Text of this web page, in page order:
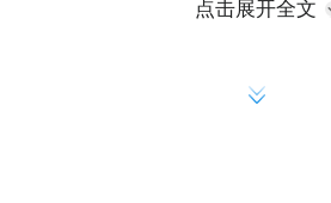
•核心配置（C级锁芯+半
码）早已成熟，2000元内正
点击展开全文